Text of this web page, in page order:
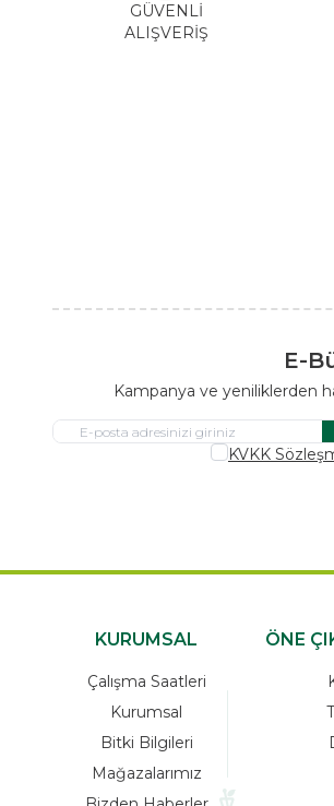
GÜVENLİ
ALIŞVERİŞ
E-
Kampanya ve yeniliklerden
KVKK
KURUMSAL
Çalışma Saatleri
Kurumsal
Bitki Bilgileri
Mağazalarımız
ÖNE